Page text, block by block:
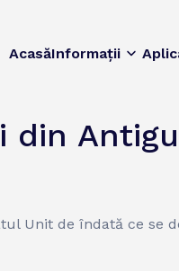
AcasăInformații
din
Unit de îndată ce se